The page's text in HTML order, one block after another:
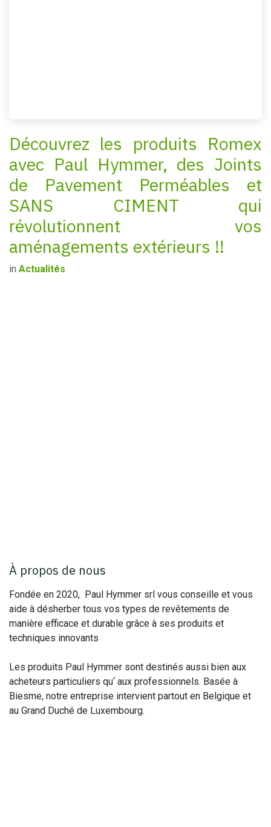
Découvrez les produits Romex
avec Paul Hymmer, des Joints
de Pavement Perméables et
SANS CIMENT qui
révolutionnent vos
aménagements extérieurs !!
in Actualités
À propos de nous
Fondée en 2020, Paul Hymmer srl vous conseille et vous
aide à désherber tous vos types de revêtements de
manière efficace et durable grâce à ses produits et
techniques innovants
Les produits Paul Hymmer sont destinés aussi bien aux
acheteurs particuliers qu‘ aux professionnels. Basée à
Biesme, notre entreprise intervient partout en Belgique et
au Grand Duché de Luxembourg.